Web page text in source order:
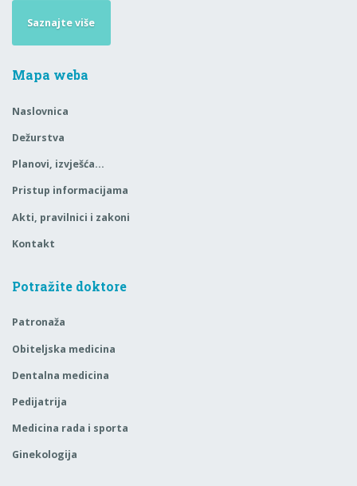
Saznajte više
Mapa weba
Naslovnica
Dežurstva
Planovi, izvješća…
Pristup informacijama
Akti, pravilnici i zakoni
Kontakt
Potražite doktore
Patronaža
Obiteljska medicina
Dentalna medicina
Pedijatrija
Medicina rada i sporta
Ginekologija